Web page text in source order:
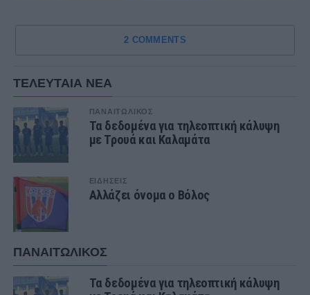
2 COMMENTS
ΤΕΛΕΥΤΑΙΑ ΝΕΑ
ΠΑΝΑΙΤΩΛΙΚΟΣ
Τα δεδομένα για τηλεοπτική κάλυψη
με Τρουά και Καλαμάτα
ΕΙΔΗΣΕΙΣ
Αλλάζει όνομα ο Βόλος
ΠΑΝΑΙΤΩΛΙΚΟΣ
Τα δεδομένα για τηλεοπτική κάλυψη